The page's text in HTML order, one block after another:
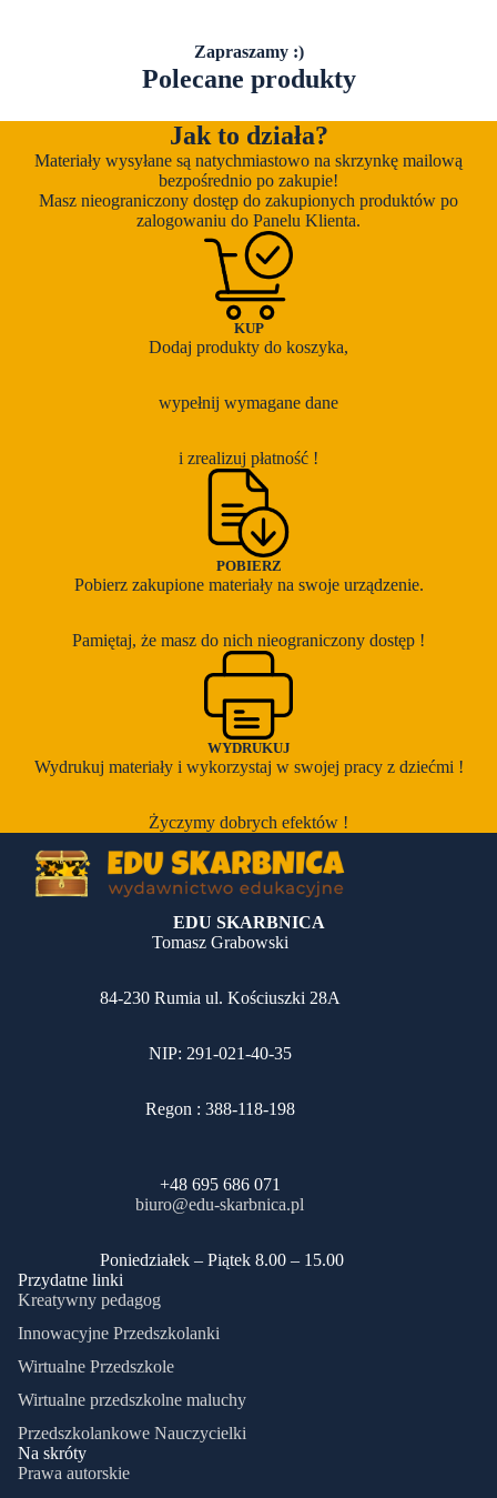
Zapraszamy :)
Polecane produkty
Jak to działa?
Materiały wysyłane są natychmiastowo na skrzynkę mailową
bezpośrednio po zakupie!
Masz nieograniczony dostęp do zakupionych produktów po
zalogowaniu do Panelu Klienta.
KUP
Dodaj produkty do koszyka,
wypełnij wymagane dane
i zrealizuj płatność !
POBIERZ
Pobierz zakupione materiały na swoje urządzenie.
Pamiętaj, że masz do nich nieograniczony dostęp !
WYDRUKUJ
Wydrukuj materiały i wykorzystaj w swojej pracy z dziećmi !
Życzymy dobrych efektów !
EDU SKARBNICA
Tomasz Grabowski
84-230 Rumia ul. Kościuszki 28A
NIP: 291-021-40-35
Regon : 388-118-198
+48 695 686 071
biuro@edu-skarbnica.pl
​Poniedziałek – Piątek 8.00 – 15.00
Przydatne linki
Kreatywny pedagog
Innowacyjne Przedszkolanki
Wirtualne Przedszkole
Wirtualne przedszkolne maluchy
Przedszkolankowe Nauczycielki
Na skróty
Prawa autorskie